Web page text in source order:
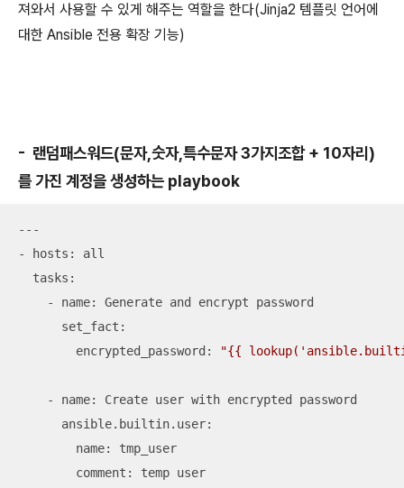
져와서 사용할 수 있게 해주는 역할을 한다(Jinja2 템플릿 언어에
대한 Ansible 전용 확장 기능)
- 랜덤패스워드(문자,숫자,특수문자 3가지조합 + 10자리)
를 가진 계정을 생성하는 playbook
---
- hosts: all
  tasks:
    - name: Generate and encrypt password
      set_fact:
        encrypted_password:
"{{
    - name: Create user with encrypted password
      ansible.builtin.user:
        name: tmp_user
        comment: temp user